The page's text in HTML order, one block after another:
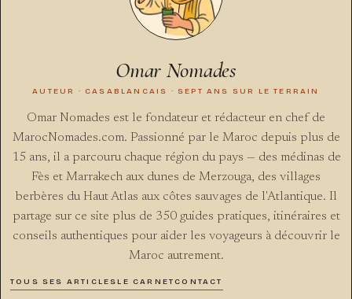
Omar Nomades
AUTEUR · CASABLANCAIS · SEPT ANS SUR LE TERRAIN
Omar Nomades est le fondateur et rédacteur en chef de
MarocNomades.com. Passionné par le Maroc depuis plus de
15 ans, il a parcouru chaque région du pays — des médinas de
Fès et Marrakech aux dunes de Merzouga, des villages
berbères du Haut Atlas aux côtes sauvages de l'Atlantique. Il
partage sur ce site plus de 350 guides pratiques, itinéraires et
conseils authentiques pour aider les voyageurs à découvrir le
Maroc autrement.
TOUS SES ARTICLESLE CARNET CONTACT